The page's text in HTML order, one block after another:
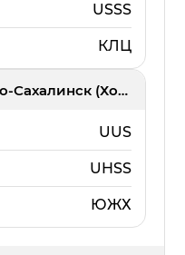
USSS
КЛЦ
Южно-Сахалинск (Хомутово)
UUS
UHSS
ЮЖХ